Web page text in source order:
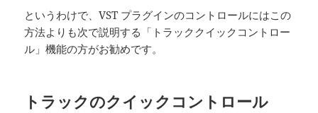
というわけで、VST プラグインのコントロールにはこの
方法よりも次で説明する「トラッククイックコントロー
ル」機能の方がお勧めです。
トラックのクイックコントロール